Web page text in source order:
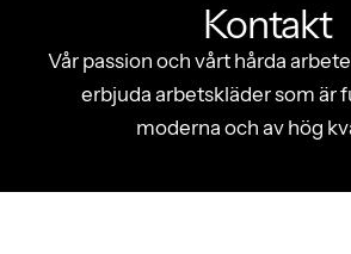
Kontakt
Vår passion och vårt hårda
erbjuda arbetskläder som är
moderna och av hög